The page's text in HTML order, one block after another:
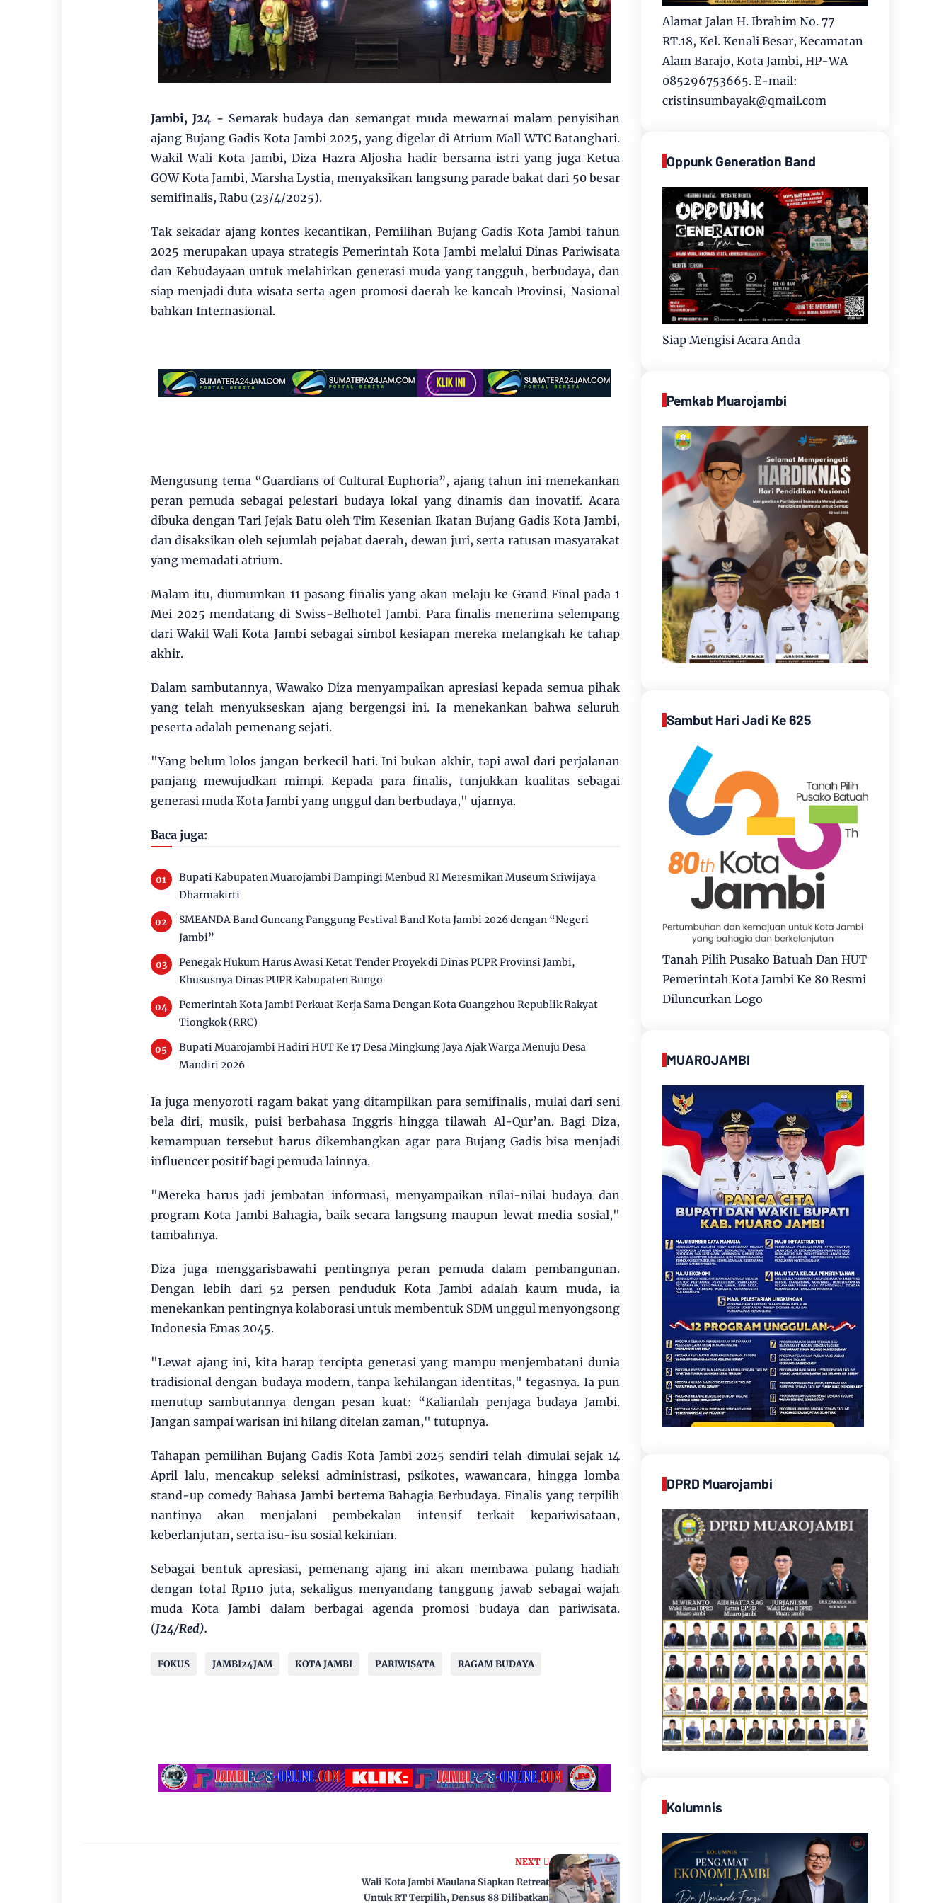
Jambi, J24 - Semarak budaya dan semangat muda mewarnai malam penyisihan
ajang Bujang Gadis Kota Jambi 2025, yang digelar di Atrium Mall WTC Batanghari.
Wakil Wali Kota Jambi, Diza Hazra Aljosha hadir bersama istri yang juga Ketua
GOW Kota Jambi, Marsha Lystia, menyaksikan langsung parade bakat dari 50 besar
semifinalis, Rabu (23/4/2025).
Tak sekadar ajang kontes kecantikan, Pemilihan Bujang Gadis Kota Jambi tahun
2025 merupakan upaya strategis Pemerintah Kota Jambi melalui Dinas Pariwisata
dan Kebudayaan untuk melahirkan generasi muda yang tangguh, berbudaya, dan
siap menjadi duta wisata serta agen promosi daerah ke kancah Provinsi, Nasional
bahkan Internasional.
Mengusung tema “Guardians of Cultural Euphoria”, ajang tahun ini menekankan
peran pemuda sebagai pelestari budaya lokal yang dinamis dan inovatif. Acara
dibuka dengan Tari Jejak Batu oleh Tim Kesenian Ikatan Bujang Gadis Kota Jambi,
dan disaksikan oleh sejumlah pejabat daerah, dewan juri, serta ratusan masyarakat
yang memadati atrium.
Malam itu, diumumkan 11 pasang finalis yang akan melaju ke Grand Final pada 1
Mei 2025 mendatang di Swiss-Belhotel Jambi. Para finalis menerima selempang
dari Wakil Wali Kota Jambi sebagai simbol kesiapan mereka melangkah ke tahap
akhir.
Dalam sambutannya, Wawako Diza menyampaikan apresiasi kepada semua pihak
yang telah menyukseskan ajang bergengsi ini. Ia menekankan bahwa seluruh
peserta adalah pemenang sejati.
"Yang belum lolos jangan berkecil hati. Ini bukan akhir, tapi awal dari perjalanan
panjang mewujudkan mimpi. Kepada para finalis, tunjukkan kualitas sebagai
generasi muda Kota Jambi yang unggul dan berbudaya," ujarnya.
Baca juga:
Bupati Kabupaten Muarojambi Dampingi Menbud RI Meresmikan Museum Sriwijaya
Dharmakirti
SMEANDA Band Guncang Panggung Festival Band Kota Jambi 2026 dengan “Negeri
Jambi”
Penegak Hukum Harus Awasi Ketat Tender Proyek di Dinas PUPR Provinsi Jambi,
Khususnya Dinas PUPR Kabupaten Bungo
Pemerintah Kota Jambi Perkuat Kerja Sama Dengan Kota Guangzhou Republik Rakyat
Tiongkok (RRC)
Bupati Muarojambi Hadiri HUT Ke 17 Desa Mingkung Jaya Ajak Warga Menuju Desa
Mandiri 2026
Ia juga menyoroti ragam bakat yang ditampilkan para semifinalis, mulai dari seni
bela diri, musik, puisi berbahasa Inggris hingga tilawah Al-Qur’an. Bagi Diza,
kemampuan tersebut harus dikembangkan agar para Bujang Gadis bisa menjadi
influencer positif bagi pemuda lainnya.
"Mereka harus jadi jembatan informasi, menyampaikan nilai-nilai budaya dan
program Kota Jambi Bahagia, baik secara langsung maupun lewat media sosial,"
tambahnya.
Diza juga menggarisbawahi pentingnya peran pemuda dalam pembangunan.
Dengan lebih dari 52 persen penduduk Kota Jambi adalah kaum muda, ia
menekankan pentingnya kolaborasi untuk membentuk SDM unggul menyongsong
Indonesia Emas 2045.
"Lewat ajang ini, kita harap tercipta generasi yang mampu menjembatani dunia
tradisional dengan budaya modern, tanpa kehilangan identitas," tegasnya. Ia pun
menutup sambutannya dengan pesan kuat: “Kalianlah penjaga budaya Jambi.
Jangan sampai warisan ini hilang ditelan zaman," tutupnya.
Tahapan pemilihan Bujang Gadis Kota Jambi 2025 sendiri telah dimulai sejak 14
April lalu, mencakup seleksi administrasi, psikotes, wawancara, hingga lomba
stand-up comedy Bahasa Jambi bertema Bahagia Berbudaya. Finalis yang terpilih
nantinya akan menjalani pembekalan intensif terkait kepariwisataan,
keberlanjutan, serta isu-isu sosial kekinian.
Sebagai bentuk apresiasi, pemenang ajang ini akan membawa pulang hadiah
dengan total Rp110 juta, sekaligus menyandang tanggung jawab sebagai wajah
muda Kota Jambi dalam berbagai agenda promosi budaya dan pariwisata.
(J24/Red).
FOKUS JAMBI24JAM KOTA JAMBI PARIWISATA RAGAM BUDAYA
NEXT
Wali Kota Jambi Maulana Siapkan Retreat
Untuk RT Terpilih, Densus 88 Dilibatkan
Alamat Jalan H. Ibrahim No. 77
RT.18, Kel. Kenali Besar, Kecamatan
Alam Barajo, Kota Jambi, HP-WA
085296753665. E-mail:
cristinsumbayak@qmail.com
Oppunk Generation Band
Siap Mengisi Acara Anda
Pemkab Muarojambi
Sambut Hari Jadi Ke 625
Tanah Pilih Pusako Batuah Dan HUT
Pemerintah Kota Jambi Ke 80 Resmi
Diluncurkan Logo
MUAROJAMBI
DPRD Muarojambi
Kolumnis